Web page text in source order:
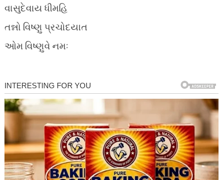
વાસુદેવાય ધીમહિ
તન્નો વિષ્ણુ પ્રચોદયાત
ઓમ વિષ્ણુવે નમઃ